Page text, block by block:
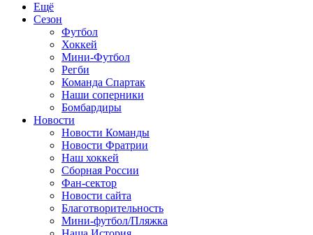
Ещё
Сезон
Футбол
Хоккей
Мини-Футбол
Регби
Команда Спартак
Наши соперники
Бомбардиры
Новости
Новости Команды
Новости Фратрии
Наш хоккей
Сборная России
Фан-cектор
Новости сайта
Благотворительность
Мини-футбол/Пляжка